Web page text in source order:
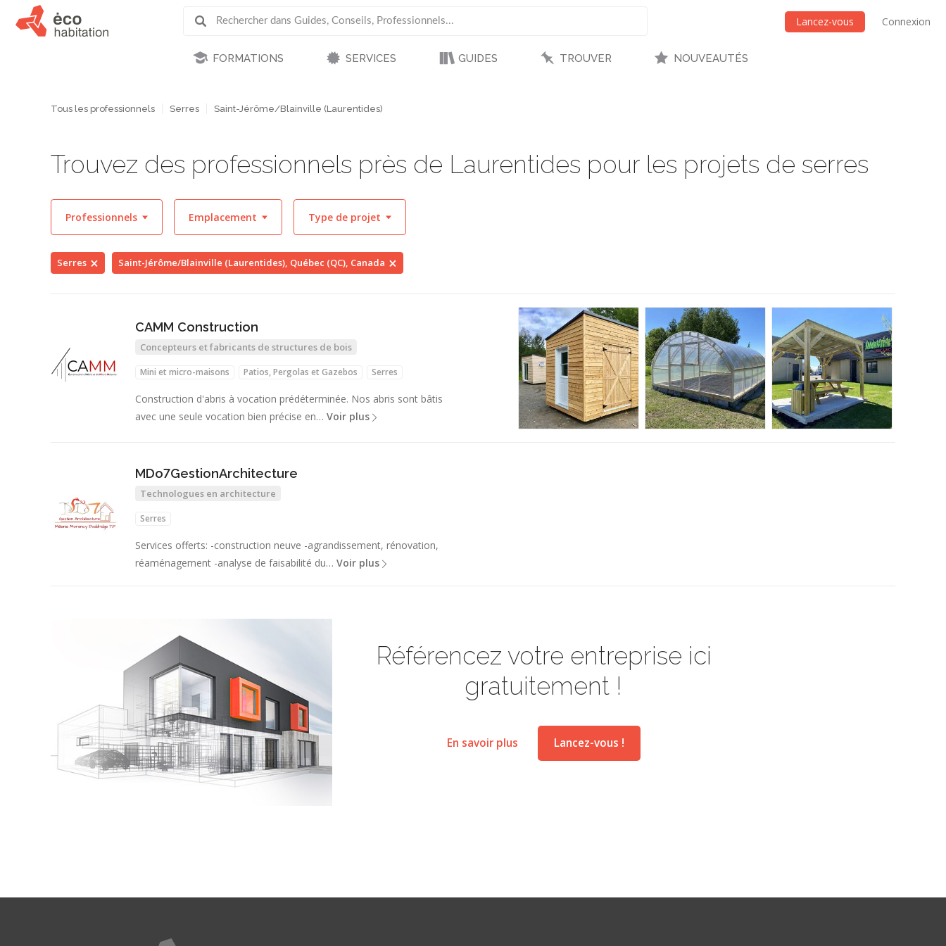
Lancez-vous Connexion
FORMATIONS SERVICES GUIDES TROUVER NOUVEAUTÉS
Tous les professionnels Serres Saint-Jérôme/Blainville (Laurentides)
Trouvez des professionnels près de Laurentides pour les projets de serres
Professionnels Emplacement Type de projet
Serres Saint-Jérôme/Blainville (Laurentides), Québec (QC), Canada
CAMM Construction
Concepteurs et fabricants de structures de bois
Mini et micro-maisons Patios, Pergolas et Gazebos Serres
Construction d'abris à vocation prédéterminée. Nos abris sont bâtis
avec une seule vocation bien précise en… Voir plus
MDo7GestionArchitecture
Technologues en architecture
Serres
Services offerts: -construction neuve -agrandissement, rénovation,
réaménagement -analyse de faisabilité du… Voir plus
Référencez votre entreprise ici
gratuitement !
En savoir plus Lancez-vous !